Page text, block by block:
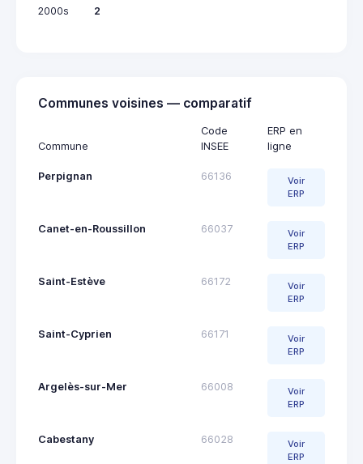
2000s
2
Communes voisines — comparatif
Commune
Code
INSEE
ERP en
ligne
Perpignan 66136
Voir
ERP
Canet-en-Roussillon 66037
Voir
ERP
Saint-Estève 66172
Voir
ERP
Saint-Cyprien 66171
Voir
ERP
Argelès-sur-Mer 66008
Voir
ERP
Cabestany 66028
Voir
ERP